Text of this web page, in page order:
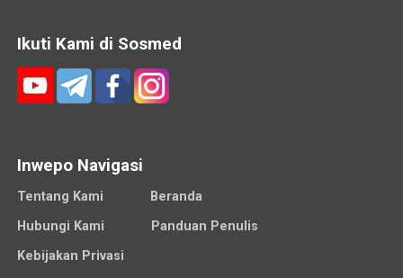
Ikuti Kami di Sosmed
Inwepo Navigasi
Tentang Kami
Beranda
Hubungi Kami
Panduan Penulis
Kebijakan Privasi